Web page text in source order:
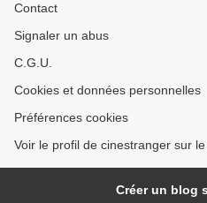
Contact
Signaler un abus
C.G.U.
Cookies et données personnelles
Préférences cookies
Voir le profil de cinestranger sur
Créer un blog